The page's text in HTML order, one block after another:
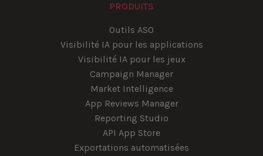
PRODUITS
Outils ASO
Visibilité IA pour les applications
Visibilité IA pour les jeux
Campaign Manager
Market Intelligence
App Reviews Manager
Reporting Studio
API App Store
Exportations automatisées